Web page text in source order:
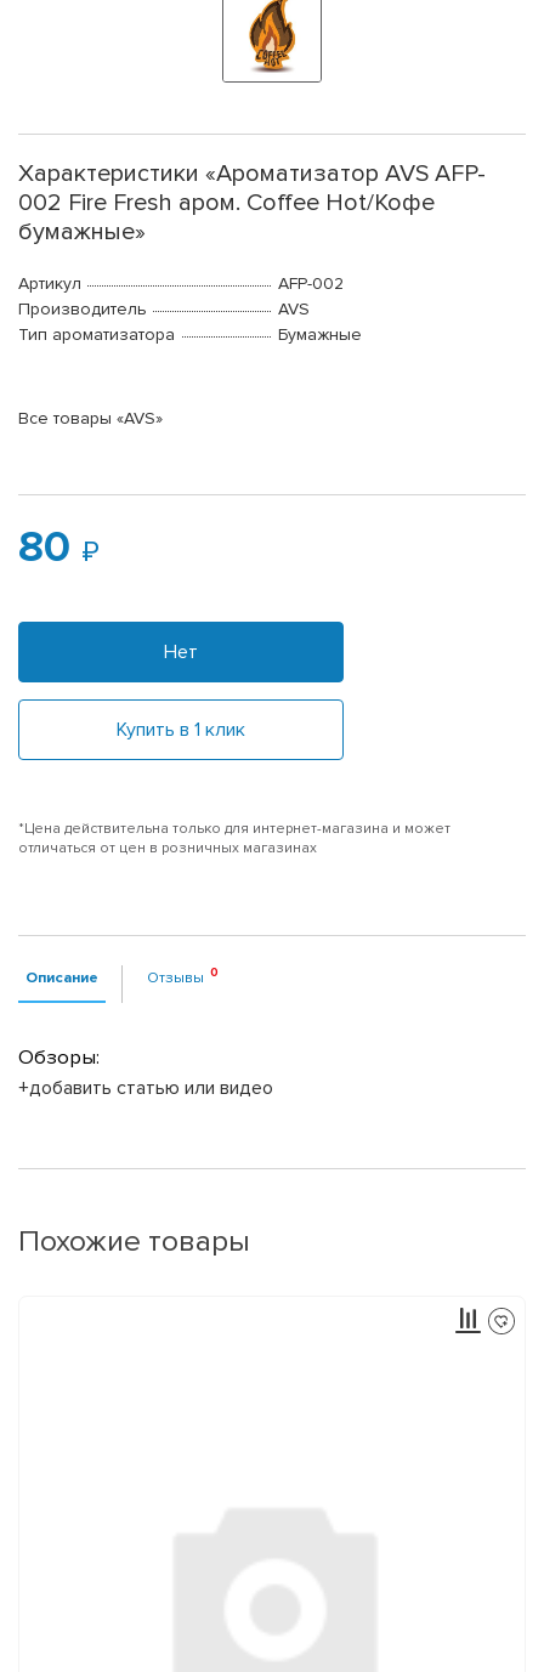
Характеристики «Ароматизатор AVS AFP-
002 Fire Fresh аром. Coffee Hot/Кофе
бумажные»
Артикул
AFP-002
Производитель
AVS
Тип ароматизатора
Бумажные
Все товары «AVS»
80
Нет
Купить в 1 клик
*Цена действительна только для интернет-магазина и может
отличаться от цен в розничных магазинах
Описание Отзывы
Обзоры:
+добавить статью или видео
Похожие товары